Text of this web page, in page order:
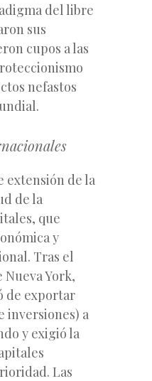
del libre
sus
cupos a las
nefastos
extensión de la
de la
que
y
Tras el
Nueva York,
de exportar
inversiones) a
y exigió la
Las